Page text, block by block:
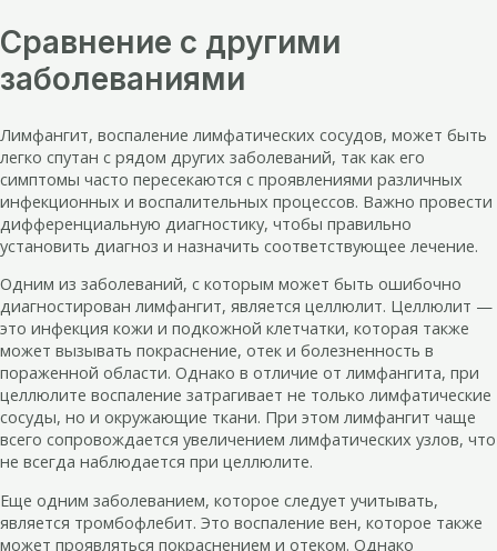
Сравнение с другими
заболеваниями
Лимфангит, воспаление лимфатических сосудов, может быть
легко спутан с рядом других заболеваний, так как его
симптомы часто пересекаются с проявлениями различных
инфекционных и воспалительных процессов. Важно провести
дифференциальную диагностику, чтобы правильно
установить диагноз и назначить соответствующее лечение.
Одним из заболеваний, с которым может быть ошибочно
диагностирован лимфангит, является целлюлит. Целлюлит —
это инфекция кожи и подкожной клетчатки, которая также
может вызывать покраснение, отек и болезненность в
пораженной области. Однако в отличие от лимфангита, при
целлюлите воспаление затрагивает не только лимфатические
сосуды, но и окружающие ткани. При этом лимфангит чаще
всего сопровождается увеличением лимфатических узлов, что
не всегда наблюдается при целлюлите.
Еще одним заболеванием, которое следует учитывать,
является тромбофлебит. Это воспаление вен, которое также
может проявляться покраснением и отеком. Однако